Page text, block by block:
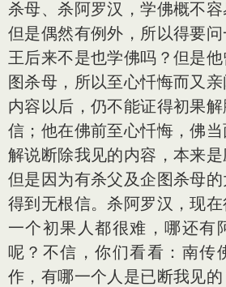
杀母、杀阿罗汉，学佛概不容
但是偶然有例外，所以得要
王后来不是也学佛吗？但是
图杀母，所以至心忏悔而又
内容以后，仍不能证得初果
信；他在佛前至心忏悔，佛
解说断除我见的内容，本来是
但是因为有杀父及企图杀母
得到无根信。杀阿罗汉，现
一个初果人都很难，哪还有
呢？不信，你们看看：南传
作，有哪一个人是已断我见